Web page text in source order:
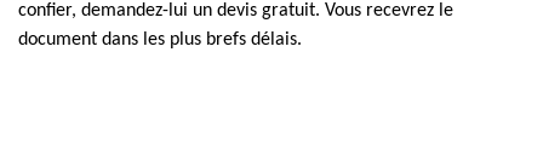
confier, demandez-lui un devis gratuit. Vous recevrez le
document dans les plus brefs délais.